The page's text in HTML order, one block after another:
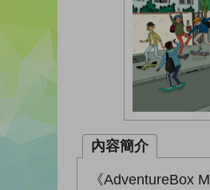
內容簡介
《AdventureBox